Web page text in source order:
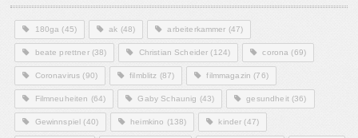
180ga (45) ak (48) arbeiterkammer (47)
beate prettner(38) Christian Scheider (124) corona (69)
Coronavirus (90) filmblitz (87) filmmagazin (76)
Filmneuheiten (64) Gaby Schaunig (43) gesundheit(36)
Gewinnspiel (40) heimkino (138) kinder (47)